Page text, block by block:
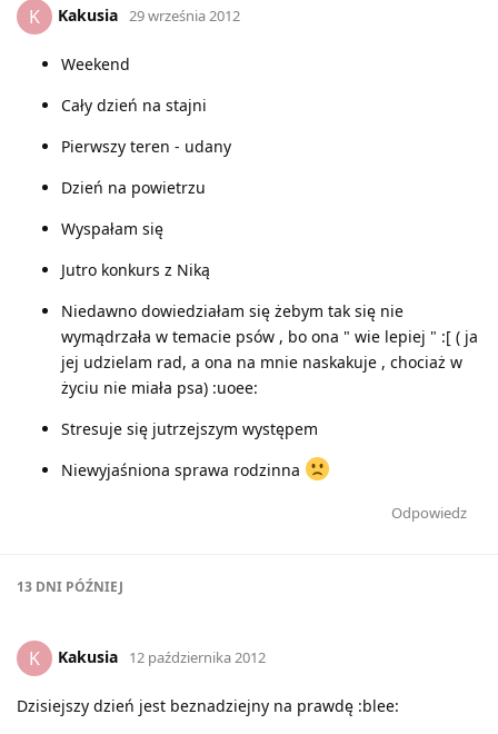
K Kakusia 29 września 2012
Weekend
Cały dzień na stajni
Pierwszy teren - udany
Dzień na powietrzu
Wyspałam się
Jutro konkurs z Niką
Niedawno dowiedziałam się żebym tak się nie
wymądrzała w temacie psów , bo ona " wie lepiej " :[ ( ja
jej udzielam rad, a ona na mnie naskakuje , chociaż w
życiu nie miała psa) :uoee:
Stresuje się jutrzejszym występem
Niewyjaśniona sprawa rodzinna
Odpowiedz
13 DNI PÓŹNIEJ
K Kakusia 12 października 2012
Dzisiejszy dzień jest beznadziejny na prawdę :blee: